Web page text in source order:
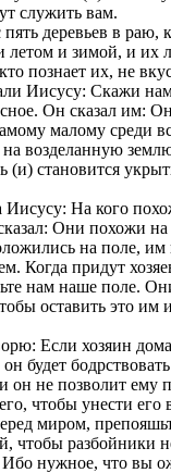
служить вам.
пять деревьев в раю,
и зимой, и их
познает их, не
Иисусу: Скажи
Он сказал им:
малому среди
возделанную
(и) становится
Иисусу: На кого
Они похожи на
на поле, им
Когда придут
нам наше поле.
оставить это им
Если хозяин дома
будет
он не позволит ему
чтобы унести
миром,
чтобы разбойники
нужное, что вы